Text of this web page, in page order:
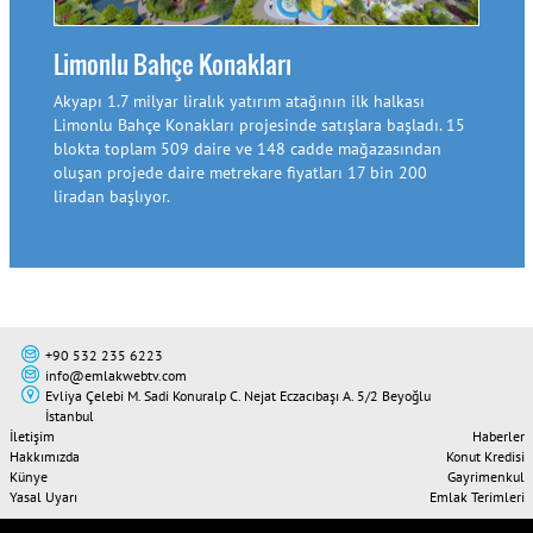
Limonlu Bahçe Konakları
Akyapı 1.7 milyar liralık yatırım atağının ilk halkası
Limonlu Bahçe Konakları projesinde satışlara başladı. 15
blokta toplam 509 daire ve 148 cadde mağazasından
oluşan projede daire metrekare fiyatları 17 bin 200
liradan başlıyor.
+90 532 235 6223
info@emlakwebtv.com
Evliya Çelebi M. Sadi Konuralp C. Nejat Eczacıbaşı A. 5/2 Beyoğlu
İstanbul
İletişim
Hakkımızda
Künye
Yasal Uyarı
Haberler
Konut Kredisi
Gayrimenkul
Emlak Terimleri